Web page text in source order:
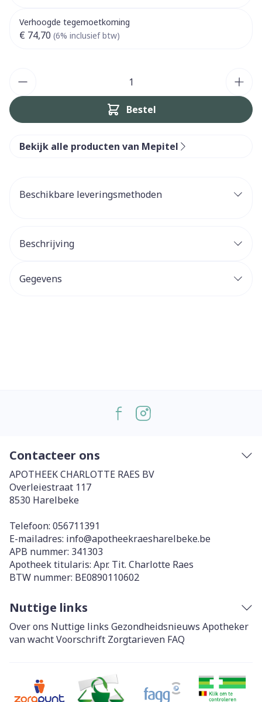
Verhoogde tegemoetkoming
€ 74,70 (6% inclusief btw)
Bestel
Bekijk alle producten van Mepitel
Beschikbare leveringsmethoden
Beschrijving
Gegevens
Contacteer ons
APOTHEEK CHARLOTTE RAES BV
Overleiestraat 117
8530 Harelbeke
Telefoon: 056711391
E-mailadres: info@apotheekraesharelbeke.be
APB nummer: 341303
Apotheek titularis: Apr. Tit. Charlotte Raes
BTW nummer: BE0890110602
Nuttige links
Over ons Nuttige links Gezondheidsnieuws Apotheker
van wachtVoorschrift Zorgtarieven FAQ